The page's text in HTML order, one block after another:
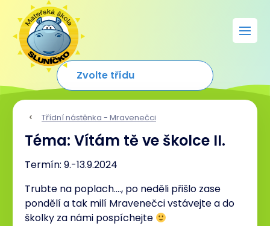
Třídní nástěnka - Mravenečci
Téma: Vítám tě ve školce II.
Termín: 9.-13.9.2024
Trubte na poplach…., po neděli přišlo zase
pondělí a tak milí Mravenečci vstávejte a do
školky za námi pospíchejte